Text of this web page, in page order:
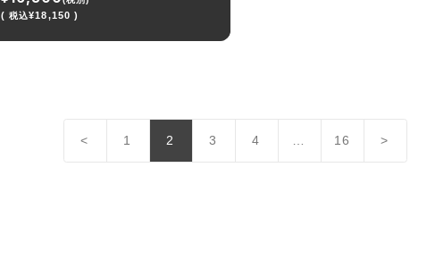
(税込¥18,150 )
< 1 2 3 4 … 16 >